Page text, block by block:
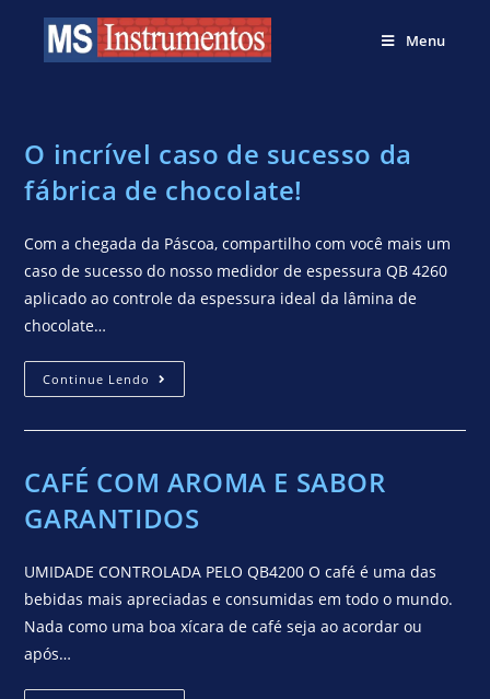
Menu
O incrível caso de sucesso da
fábrica de chocolate!
Com a chegada da Páscoa, compartilho com você mais um
caso de sucesso do nosso medidor de espessura QB 4260
aplicado ao controle da espessura ideal da lâmina de
chocolate…
Continue Lendo
CAFÉ COM AROMA E SABOR
GARANTIDOS
UMIDADE CONTROLADA PELO QB4200 O café é uma das
bebidas mais apreciadas e consumidas em todo o mundo.
Nada como uma boa xícara de café seja ao acordar ou
após…